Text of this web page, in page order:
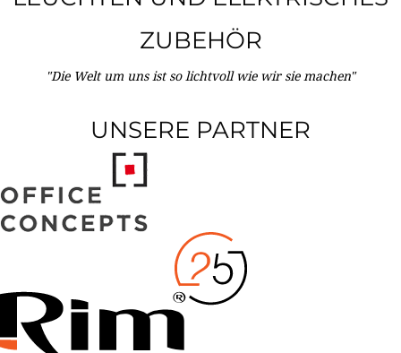
ZUBEHÖR
"Die Welt um uns ist so lichtvoll wie wir sie machen"
UNSERE PARTNER